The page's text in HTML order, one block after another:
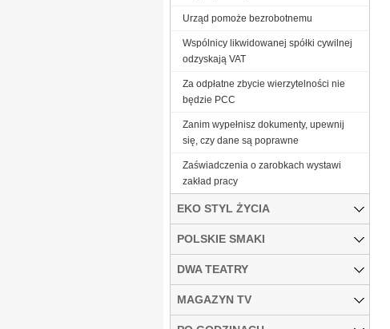
Urząd pomoże bezrobotnemu
Wspólnicy likwidowanej spółki cywilnej
odzyskają VAT
Za odpłatne zbycie wierzytelności nie
będzie PCC
Zanim wypełnisz dokumenty, upewnij
się, czy dane są poprawne
Zaświadczenia o zarobkach wystawi
zakład pracy
EKO STYL ŻYCIA
POLSKIE SMAKI
DWA TEATRY
MAGAZYN TV